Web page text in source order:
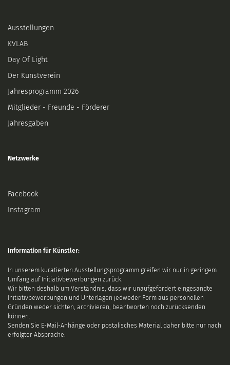
Ausstellungen
KVLAB
Day Of Light
Der Kunstverein
Jahresprogramm 2026
Mitglieder - Freunde - Förderer
Jahresgaben
Netzwerke
Facebook
Instagram
Information für Künstler:
In unserem kuratierten Ausstellungsprogramm greifen wir nur in geringem
Umfang auf Initiativbewerbungen zurück.
Wir bitten deshalb um Verständnis, dass wir unaufgefordert eingesandte
Initiativbewerbungen und Unterlagen jedweder Form aus personellen
Gründen weder sichten, archivieren, beantworten noch zurücksenden
können.
Senden Sie E-Mail-Anhänge oder postalisches Material daher bitte nur nach
erfolgter Absprache.